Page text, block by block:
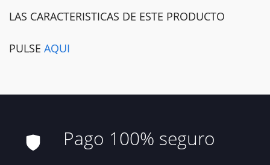
LAS CARACTERISTICAS DE ESTE PRODUCTO
PULSE AQUI
Pago 100% seguro